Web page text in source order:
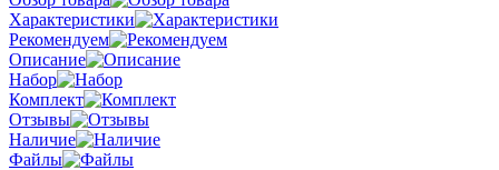
Характеристики
Рекомендуем
Описание
Набор
Комплект
Отзывы
Наличие
Файлы